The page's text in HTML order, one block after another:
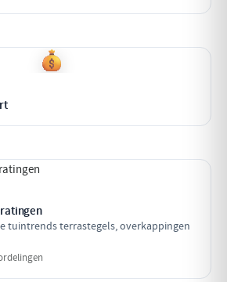
tuintrends terrastegels, overkappingen